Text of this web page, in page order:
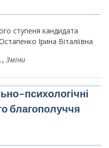
ступеня кандидата
Ірина Віталіївна
, Зміни
психологічні
благополуччя